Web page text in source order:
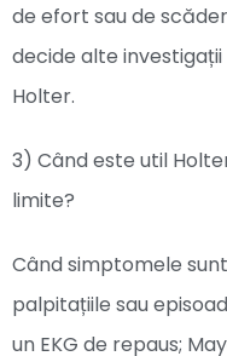
de efort sau de
decide alte
Holter.
3) Când este util
limite?
Când simptomele
palpitațiile sau
un EKG de repaus;